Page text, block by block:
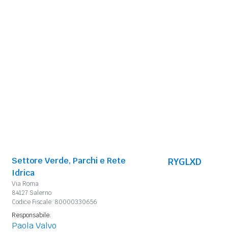
Settore Verde, Parchi e Rete
Idrica
Via Roma
84127 Salerno
Codice Fiscale: 80000330656
RYGLXD
Responsabile:
Paola Valvo